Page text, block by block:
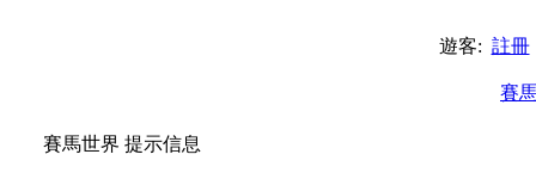
遊客: 註冊
賽
賽馬世界 提示信息